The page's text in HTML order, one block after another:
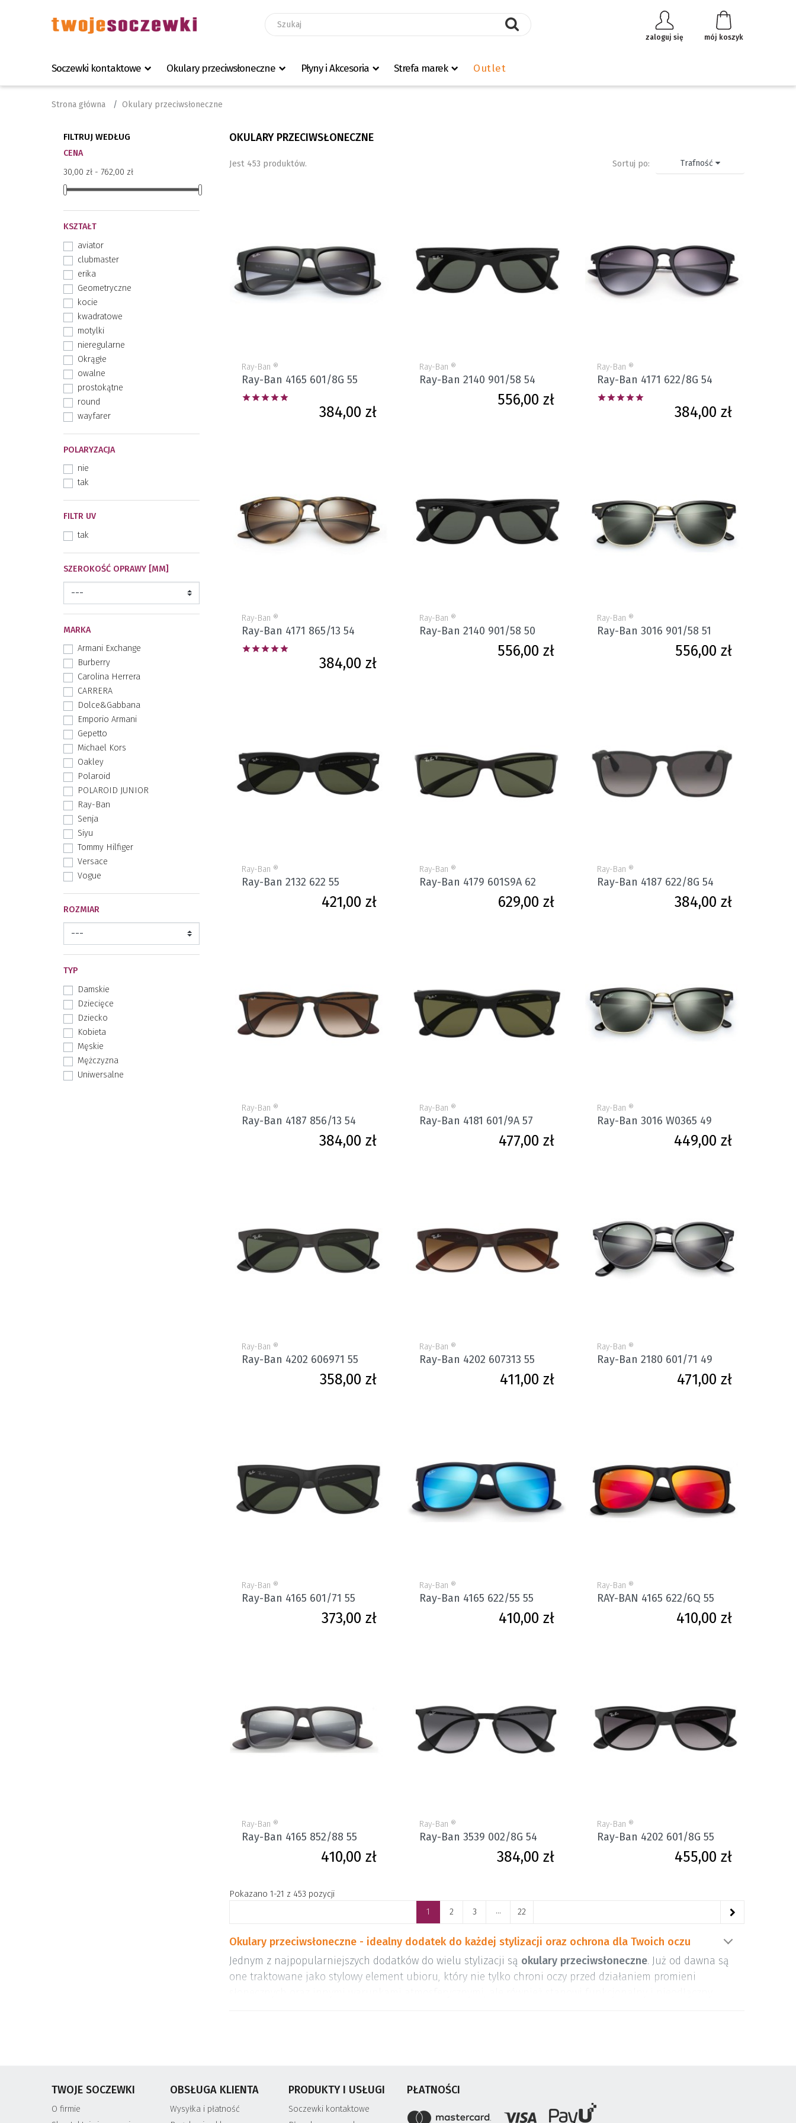
zaloguj się mój koszyk
Soczewki kontaktowe Okulary przeciwsłoneczne Płyny i Akcesoria Strefa marek Outlet
Strona główna Okulary przeciwsłoneczne
FILTRUJ WEDŁUG
CENA
30,00 zł - 762,00 zł
KSZTAŁT
aviator
clubmaster
erika
Geometryczne
kocie
kwadratowe
motylki
nieregularne
Okrągłe
owalne
prostokątne
round
wayfarer
POLARYZACJA
nie
tak
FILTR UV
tak
SZEROKOŚĆ OPRAWY [MM]
MARKA
Armani Exchange
Burberry
Carolina Herrera
CARRERA
Dolce&Gabbana
Emporio Armani
Gepetto
Michael Kors
Oakley
Polaroid
POLAROID JUNIOR
Ray-Ban
Senja
Siyu
Tommy Hilfiger
Versace
Vogue
ROZMIAR
TYP
Damskie
Dziecięce
Dziecko
Kobieta
Męskie
Mężczyzna
Uniwersalne
OKULARY PRZECIWSŁONECZNE
Jest 453 produktów. Sortuj po: Trafność
Ray-Ban ®
Ray-Ban 4165 601/8G 55

Cena
384,00 zł
Ray-Ban ®
Ray-Ban 2140 901/58 54
Cena
556,00 zł
Ray-Ban ®
Ray-Ban 4171 622/8G 54

Cena
384,00 zł
Ray-Ban ®
Ray-Ban 4171 865/13 54

Cena
384,00 zł
Ray-Ban ®
Ray-Ban 2140 901/58 50
Cena
556,00 zł
Ray-Ban ®
Ray-Ban 3016 901/58 51
Cena
556,00 zł
Ray-Ban ®
Ray-Ban 2132 622 55
Cena
421,00 zł
Ray-Ban ®
Ray-Ban 4179 601S9A 62
Cena
629,00 zł
Ray-Ban ®
Ray-Ban 4187 622/8G 54
Cena
384,00 zł
Ray-Ban ®
Ray-Ban 4187 856/13 54
Cena
384,00 zł
Ray-Ban ®
Ray-Ban 4181 601/9A 57
Cena
477,00 zł
Ray-Ban ®
Ray-Ban 3016 W0365 49
Cena
449,00 zł
Ray-Ban ®
Ray-Ban 4202 606971 55
Cena
358,00 zł
Ray-Ban ®
Ray-Ban 4202 607313 55
Cena
411,00 zł
Ray-Ban ®
Ray-Ban 2180 601/71 49
Cena
471,00 zł
Ray-Ban ®
Ray-Ban 4165 601/71 55
Cena
373,00 zł
Ray-Ban ®
Ray-Ban 4165 622/55 55
Cena
410,00 zł
Ray-Ban ®
RAY-BAN 4165 622/6Q 55
Cena
410,00 zł
Ray-Ban ®
Ray-Ban 4165 852/88 55
Cena
410,00 zł
Ray-Ban ®
Ray-Ban 3539 002/8G 54
Cena
384,00 zł
Ray-Ban ®
Ray-Ban 4202 601/8G 55
Cena
455,00 zł
Pokazano 1-21 z 453 pozycji
1
2 3 ... 22
Okulary przeciwsłoneczne - idealny dodatek do każdej stylizacji oraz ochrona dla Twoich oczu
Jednym z najpopularniejszych dodatków do wielu stylizacji są okulary przeciwsłoneczne. Już od dawna są
one traktowane jako stylowy element ubioru, który nie tylko chroni oczy przed działaniem promieni
. To produkty znanych i lubianych marek, takich jak:
Chanel
TWOJE SOCZEWKI
O firmie
OBSŁUGA KLIENTA
Wysyłka i płatność
PRODUKTY I USŁUGI
Soczewki kontaktowe
PŁATNOŚCI